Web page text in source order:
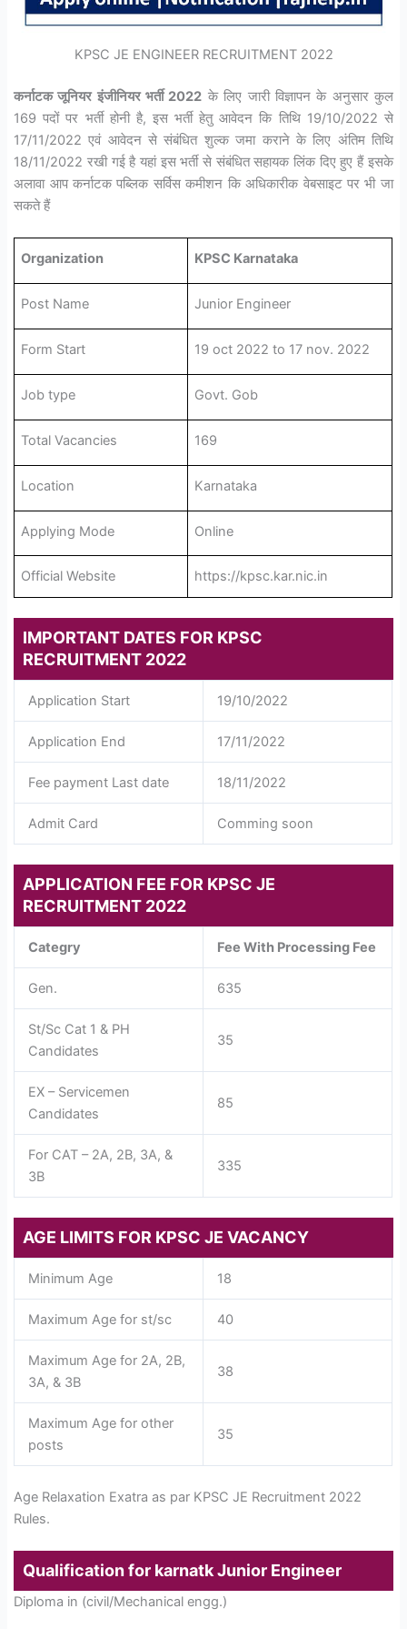
KPSC JE ENGINEER RECRUITMENT 2022
कर्नाटक जूनियर इंजीनियर भर्ती 2022 के लिए जारी विज्ञापन के अनुसार कुल
169 पदों पर भर्ती होनी है, इस भर्ती हेतु आवेदन कि तिथि 19/10/2022 से
17/11/2022 एवं आवेदन से संबंधित शुल्क जमा कराने के लिए अंतिम तिथि
18/11/2022 रखी गई है यहां इस भर्ती से संबंधित सहायक लिंक दिए हुए हैं इसके
अलावा आप कर्नाटक पब्लिक सर्विस कमीशन कि अधिकारीक वेबसाइट पर भी जा
सकते हैं
Organization KPSC Karnataka
Post Name Junior Engineer
Form Start 19 oct 2022 to 17 nov. 2022
Job type Govt. Gob
Total Vacancies 169
Location Karnataka
Applying Mode Online
Official Website https://kpsc.kar.nic.in
IMPORTANT DATES FOR KPSC
RECRUITMENT 2022
Application Start 19/10/2022
Application End 17/11/2022
Fee payment Last date 18/11/2022
Admit Card Comming soon
APPLICATION FEE FOR KPSC JE
RECRUITMENT 2022
Categry Fee With Processing Fee
Gen. 635
St/Sc Cat 1 & PH
Candidates
35
EX – Servicemen
Candidates
85
For CAT – 2A, 2B, 3A, &
3B
335
AGE LIMITS FOR KPSC JE VACANCY
Minimum Age 18
Maximum Age for st/sc 40
Maximum Age for 2A, 2B,
3A, & 3B
38
Maximum Age for other
posts
35
Age Relaxation Exatra as par KPSC JE Recruitment 2022
Rules.
Qualification for karnatk Junior Engineer
Diploma in (civil/Mechanical engg.)